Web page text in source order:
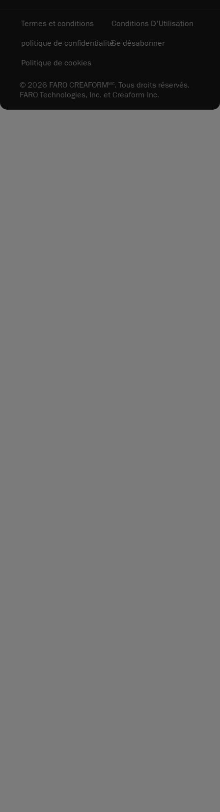
© 2026 FARO CREAFORMMC. Tous droits réservés.
FARO Technologies, Inc. et Creaform Inc.
Termes et conditions
Conditions D'Utilisation
politique de confidentialitéSe désabonner
Politique de cookies